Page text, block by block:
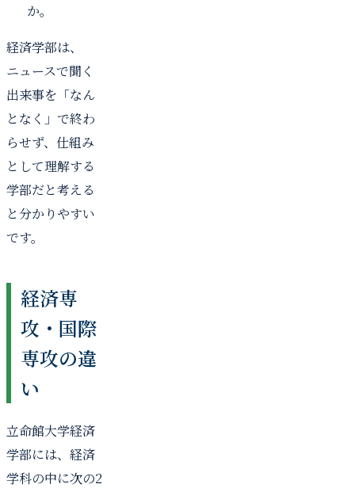
か。
経済学部は、
ニュースで聞く
出来事を「なん
となく」で終わ
らせず、仕組み
として理解する
学部だと考える
と分かりやすい
です。
経済専
攻・国際
専攻の違
い
立命館大学経済
学部には、経済
学科の中に次の2